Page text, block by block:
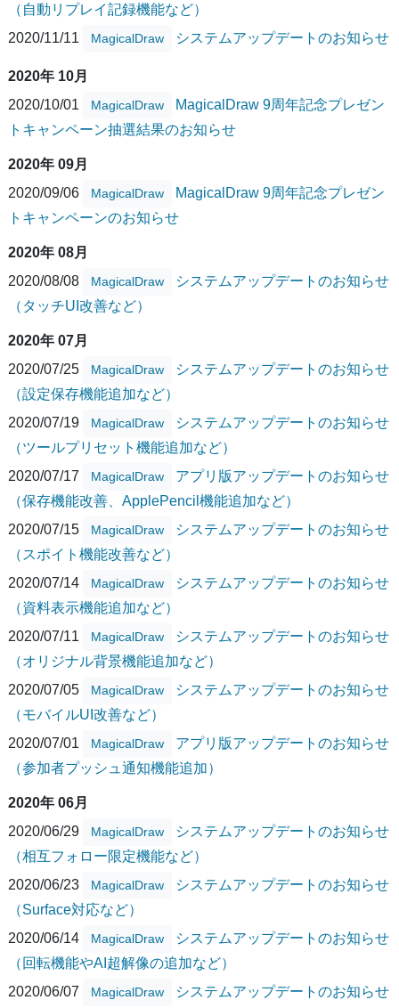
（自動リプレイ記録機能など）
2020/11/11
MagicalDraw システムアップデートのお知らせ
2020年 10月
2020/10/01
MagicalDraw
MagicalDraw 9周年記念プレゼン
トキャンペーン抽選結果のお知らせ
2020年 09月
2020/09/06
MagicalDraw
MagicalDraw 9周年記念プレゼン
トキャンペーンのお知らせ
2020年 08月
2020/08/08
MagicalDraw
システムアップデートのお知らせ
（タッチUI改善など）
2020年 07月
2020/07/25
MagicalDraw
システムアップデートのお知らせ
（設定保存機能追加など）
2020/07/19
MagicalDraw
システムアップデートのお知らせ
（ツールプリセット機能追加など）
2020/07/17
MagicalDraw
アプリ版アップデートのお知らせ
（保存機能改善、ApplePencil機能追加など）
2020/07/15
MagicalDraw
システムアップデートのお知らせ
（スポイト機能改善など）
2020/07/14
MagicalDraw
システムアップデートのお知らせ
（資料表示機能追加など）
2020/07/11
MagicalDraw
システムアップデートのお知らせ
（オリジナル背景機能追加など）
2020/07/05
MagicalDraw
システムアップデートのお知らせ
（モバイルUI改善など）
2020/07/01
MagicalDraw
アプリ版アップデートのお知らせ
（参加者プッシュ通知機能追加）
2020年 06月
2020/06/29
MagicalDraw
システムアップデートのお知らせ
（相互フォロー限定機能など）
2020/06/23
MagicalDraw
システムアップデートのお知らせ
（Surface対応など）
2020/06/14
MagicalDraw
システムアップデートのお知らせ
（回転機能やAI超解像の追加など）
2020/06/07
MagicalDraw システムアップデートのお知らせ